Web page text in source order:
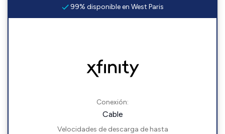
99% disponible en West Paris
Conexión:
Cable
Velocidades de descarga de hasta